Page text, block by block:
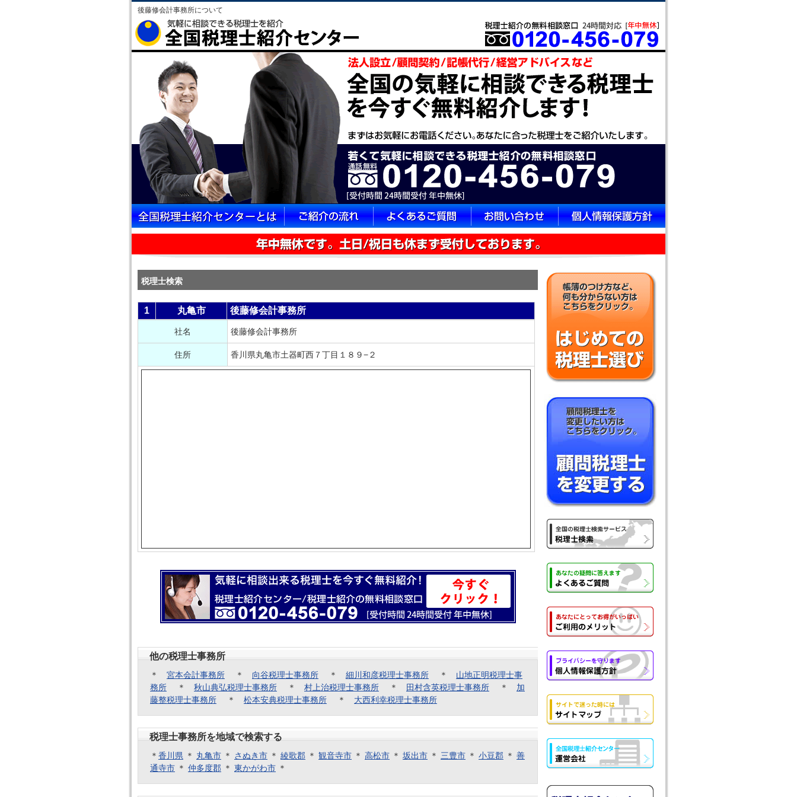
後藤修会計事務所について
税理士検索
1 丸亀市 後藤修会計事務所
社名 後藤修会計事務所
住所 香川県丸亀市土器町西７丁目１８９−２
他の税理士事務所
＊ 宮本会計事務所 ＊ 向谷税理士事務所 ＊ 細川和彦税理士事務所 ＊ 山地正明税理士事
務所 ＊ 秋山典弘税理士事務所 ＊ 村上治税理士事務所 ＊ 田村含英税理士事務所 ＊ 加
藤整税理士事務所 ＊ 松本安典税理士事務所 ＊ 大西利幸税理士事務所
税理士事務所を地域で検索する
＊ 香川県 ＊ 丸亀市 ＊ さぬき市 ＊ 綾歌郡 ＊ 観音寺市 ＊ 高松市 ＊ 坂出市 ＊ 三豊市 ＊ 小豆郡 ＊ 善
通寺市 ＊ 仲多度郡 ＊ 東かがわ市 ＊